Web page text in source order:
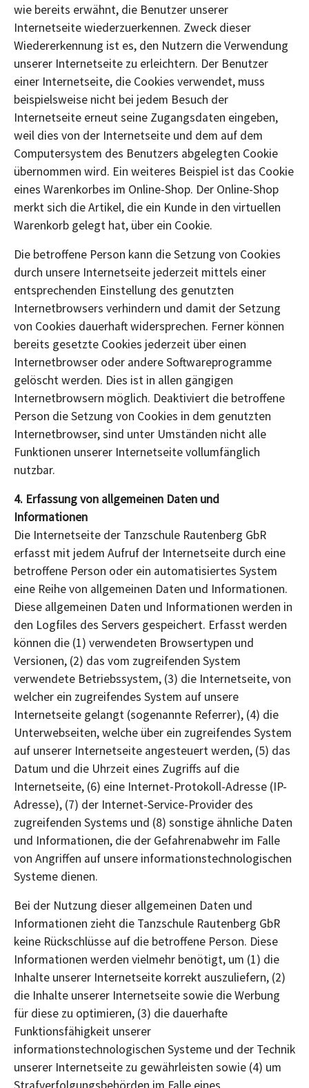
wie bereits erwähnt, die Benutzer unserer
Internetseite wiederzuerkennen. Zweck dieser
Wiedererkennung ist es, den Nutzern die Verwendung
unserer Internetseite zu erleichtern. Der Benutzer
einer Internetseite, die Cookies verwendet, muss
beispielsweise nicht bei jedem Besuch der
Internetseite erneut seine Zugangsdaten eingeben,
weil dies von der Internetseite und dem auf dem
Computersystem des Benutzers abgelegten Cookie
übernommen wird. Ein weiteres Beispiel ist das Cookie
eines Warenkorbes im Online-Shop. Der Online-Shop
merkt sich die Artikel, die ein Kunde in den virtuellen
Warenkorb gelegt hat, über ein Cookie.
Die betroffene Person kann die Setzung von Cookies
durch unsere Internetseite jederzeit mittels einer
entsprechenden Einstellung des genutzten
Internetbrowsers verhindern und damit der Setzung
von Cookies dauerhaft widersprechen. Ferner können
bereits gesetzte Cookies jederzeit über einen
Internetbrowser oder andere Softwareprogramme
gelöscht werden. Dies ist in allen gängigen
Internetbrowsern möglich. Deaktiviert die betroffene
Person die Setzung von Cookies in dem genutzten
Internetbrowser, sind unter Umständen nicht alle
Funktionen unserer Internetseite vollumfänglich
nutzbar.
4. Erfassung von allgemeinen Daten und
Informationen
Die Internetseite der Tanzschule Rautenberg GbR
erfasst mit jedem Aufruf der Internetseite durch eine
betroffene Person oder ein automatisiertes System
eine Reihe von allgemeinen Daten und Informationen.
Diese allgemeinen Daten und Informationen werden in
den Logfiles des Servers gespeichert. Erfasst werden
können die (1) verwendeten Browsertypen und
Versionen, (2) das vom zugreifenden System
verwendete Betriebssystem, (3) die Internetseite, von
welcher ein zugreifendes System auf unsere
Internetseite gelangt (sogenannte Referrer), (4) die
Unterwebseiten, welche über ein zugreifendes System
auf unserer Internetseite angesteuert werden, (5) das
Datum und die Uhrzeit eines Zugriffs auf die
Internetseite, (6) eine Internet-Protokoll-Adresse (IP-
Adresse), (7) der Internet-Service-Provider des
zugreifenden Systems und (8) sonstige ähnliche Daten
und Informationen, die der Gefahrenabwehr im Falle
von Angriffen auf unsere informationstechnologischen
Systeme dienen.
Bei der Nutzung dieser allgemeinen Daten und
Informationen zieht die Tanzschule Rautenberg GbR
keine Rückschlüsse auf die betroffene Person. Diese
Informationen werden vielmehr benötigt, um (1) die
Inhalte unserer Internetseite korrekt auszuliefern, (2)
die Inhalte unserer Internetseite sowie die Werbung
für diese zu optimieren, (3) die dauerhafte
Funktionsfähigkeit unserer
informationstechnologischen Systeme und der Technik
unserer Internetseite zu gewährleisten sowie (4) um
Strafverfolgungsbehörden im Falle eines